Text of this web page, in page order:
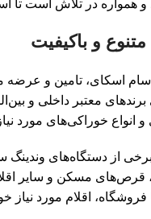
همواره در تلاش است تا
و باکیفیت
سام اسکای، تامین و
معتبر داخلی و
انواع خوراکی‌های مورد
برخی از دستگاه‌های
مسکن و سایر اقلام
اقلام مورد نیاز